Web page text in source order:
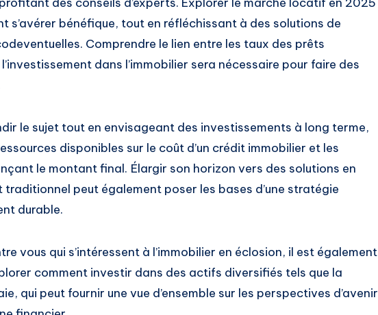
s’avérer bénéfique, tout en réfléchissant à des solutions de
Comprendre le lien entre les taux des prêts
dans l’immobilier sera nécessaire pour faire des
le sujet tout en envisageant des investissements à long terme,
disponibles sur le coût d’un crédit immobilier et les
le montant final. Élargir son horizon vers des solutions en
traditionnel peut également poser les bases d’une stratégie
durable.
vous qui s’intéressent à l’immobilier en éclosion, il est également
comment investir dans des actifs diversifiés tels que la
qui peut fournir une vue d’ensemble sur les perspectives d’avenir